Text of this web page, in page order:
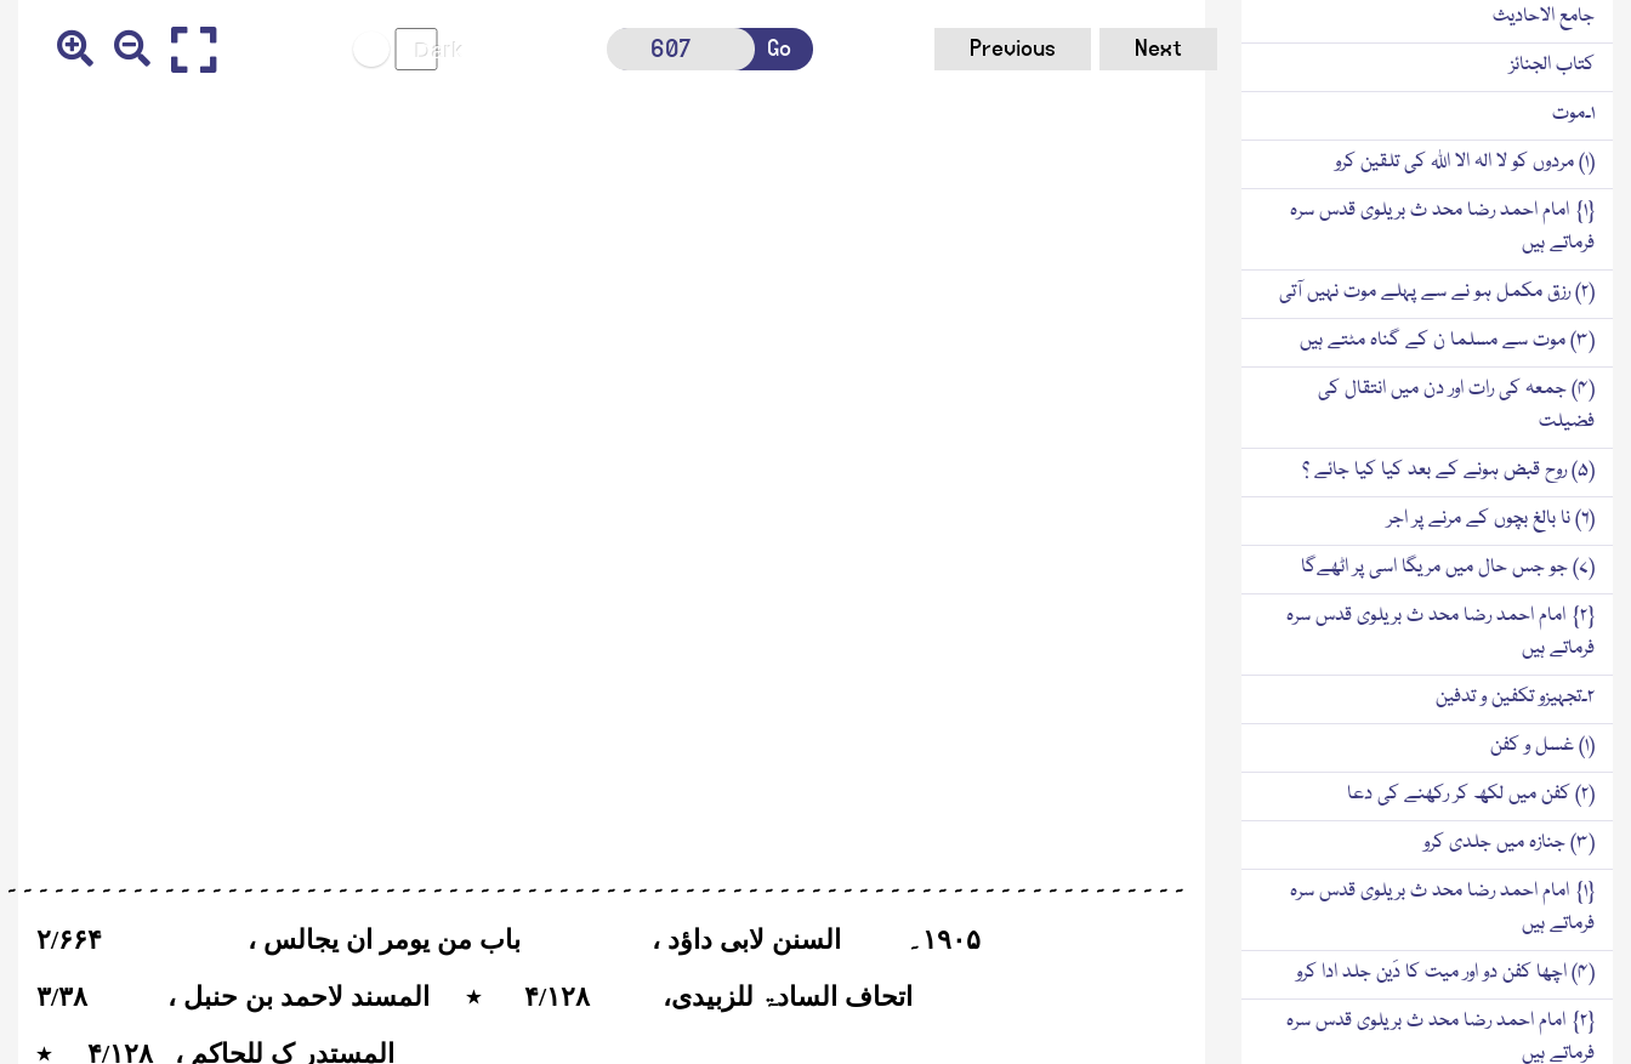
Go Previous Next
۱۹۰۵ ۔ السنن لابی داؤد ، باب من یومر ان یجالس ، ۲/۶۶۴
اتحاف السادۃ للزبیدی،
۴/۱۲۸ ٭ المسند لاحمد بن حنبل ، ۳/۳۸
المستدر ک للحاکم ،
۴/۱۲۸
٭
جامع الاحادیث
کتاب الجنائز
۱۔موت
(۱) مردوں کو لا الہ الا اللہ کی تلقین کرو
{۱} امام احمد رضا محد ث بریلوی قدس سرہ
فرماتے ہیں
(۲) رزق مکمل ہو نے سے پہلے موت نہیں آتی
(۳) موت سے مسلما ن کے گناہ مٹتے ہیں
(۴) جمعہ کی رات اور دن میں انتقال کی
فضیلت
(۵) روح قبض ہونے کے بعد کیا کیا جائے ؟
(۶) نا بالغ بچوں کے مرنے پر اجر
(۷) جو جس حال میں مریگا اسی پر اٹھےگا
{۲} امام احمد رضا محد ث بریلوی قدس سرہ
فرماتے ہیں
۲۔تجہیزو تکفین و تدفین
(۱) غسل و کفن
(۲) کفن میں لکھ کر رکھنے کی دعا
(۳) جنازہ میں جلدی کرو
{۱} امام احمد رضا محد ث بریلوی قدس سرہ
فرماتے ہیں
(۴) اچھا کفن دو اور میت کا دَین جلد ادا کرو
{۲} امام احمد رضا محد ث بریلوی قدس سرہ
فرماتے ہیں